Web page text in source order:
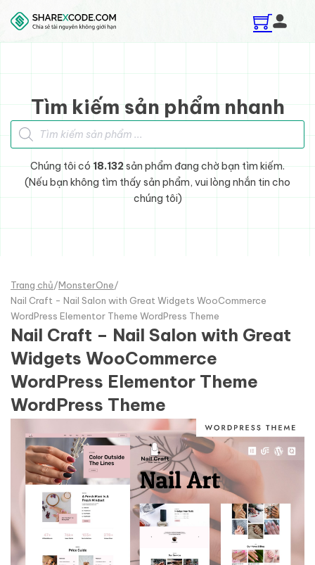
Skip to main content
Skip to footer
Tìm kiếm sản phẩm nhanh
Tìm kiếm sản phẩm
Chúng tôi có 18.132sản phẩm đang chờ bạn tìm kiếm.
(Nếu bạn không tìm thấy sản phẩm, vui lòng nhắn tin cho
chúng tôi)
Trang chủ/MonsterOne/
Nail Craft - Nail Salon with Great Widgets WooCommerce
WordPress Elementor Theme WordPress Theme
Nail Craft – Nail Salon with Great
Widgets WooCommerce
WordPress Elementor Theme
WordPress Theme